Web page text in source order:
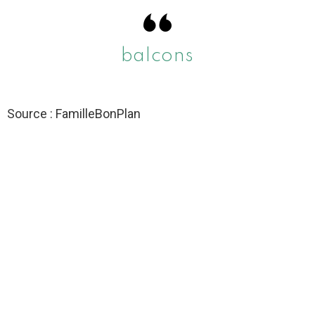
balcons
Source : FamilleBonPlan